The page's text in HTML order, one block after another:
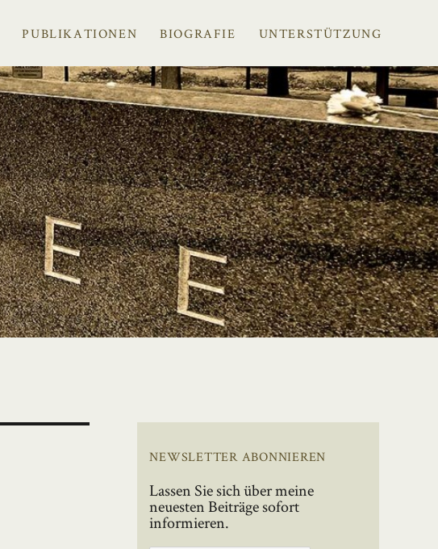
PUBLIKATIONEN BIOGRAFIE UNTERSTÜTZUNG
NEWSLETTER ABONNIEREN
Lassen Sie sich über meine
neuesten Beiträge sofort
informieren.